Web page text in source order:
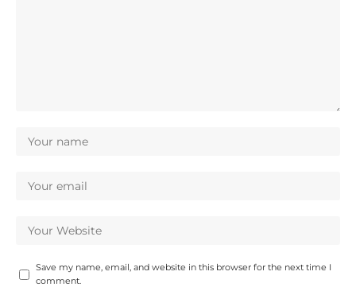
Save my name, email, and website in this browser for the next time I
comment.